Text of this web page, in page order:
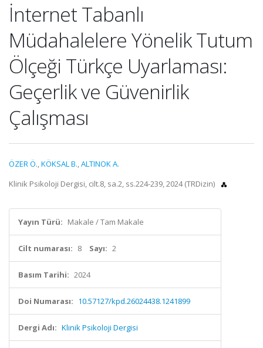
İnternet Tabanlı
Müdahalelere Yönelik Tutum
Ölçeği Türkçe Uyarlaması:
Geçerlik ve Güvenirlik
Çalışması
ÖZER Ö.,KÖKSAL B.,ALTINOK A.
Klinik Psikoloji Dergisi, cilt.8, sa.2, ss.224-239, 2024 (TRDizin)
Yayın Türü: Makale / Tam Makale
Cilt numarası: 8 Sayı: 2
Basım Tarihi: 2024
Doi Numarası: 10.57127/kpd.26024438.1241899
Dergi Adı: Klinik Psikoloji Dergisi